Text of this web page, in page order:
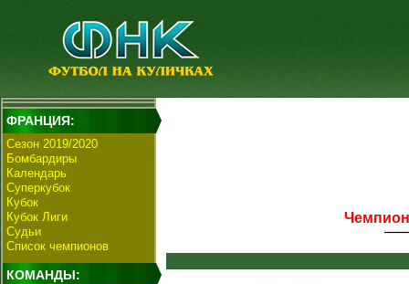
ФРАНЦИЯ:
Сезон 2019/2020
Бомбардиры
Календарь
Суперкубок
Кубок
Кубок Лиги
Судьи
Список чемпионов
КОМАНДЫ: